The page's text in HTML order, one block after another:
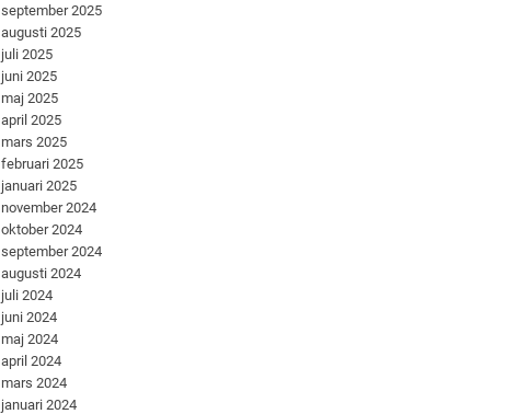
september 2025
augusti 2025
juli 2025
juni 2025
maj 2025
april 2025
mars 2025
februari 2025
januari 2025
november 2024
oktober 2024
september 2024
augusti 2024
juli 2024
juni 2024
maj 2024
april 2024
mars 2024
januari 2024